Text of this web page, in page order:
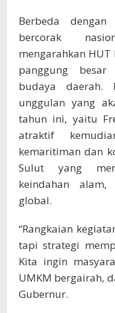
Berbeda
bercorak
mengarahkan HUT
panggung
budaya
unggulan yang
tahun ini, yaitu
atraktif
kemaritiman dan
Sulut yang
keindahan
global.
“Rangkaian
tapi strategi
Kita ingin
UMKM bergairah,
Gubernur.